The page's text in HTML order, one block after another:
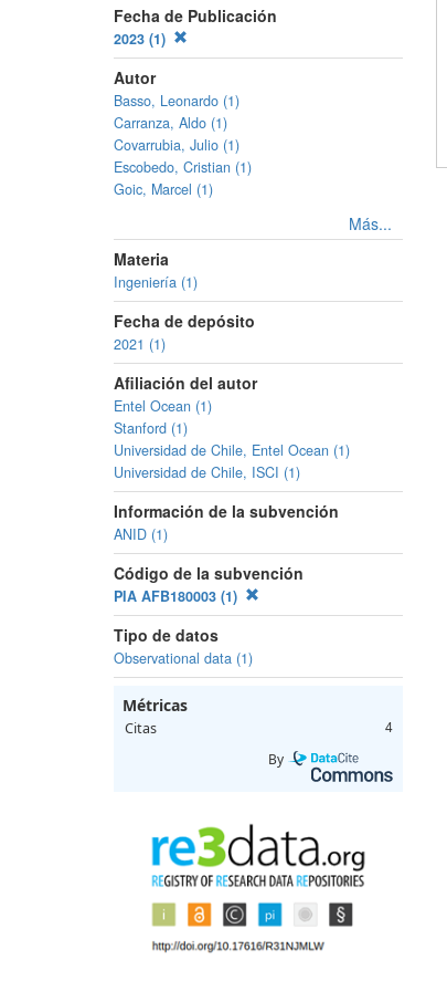
Fecha de Publicación
2023 (1)
Autor
Basso, Leonardo (1)
Carranza, Aldo (1)
Covarrubia, Julio (1)
Escobedo, Cristian (1)
Goic, Marcel (1)
Más...
Materia
Ingeniería (1)
Fecha de depósito
2021 (1)
Afiliación del autor
Entel Ocean (1)
Stanford (1)
Universidad de Chile, Entel Ocean (1)
Universidad de Chile, ISCI (1)
Información de la subvención
ANID (1)
Código de la subvención
PIA AFB180003 (1)
Tipo de datos
Observational data (1)
Métricas
Citas 4
By